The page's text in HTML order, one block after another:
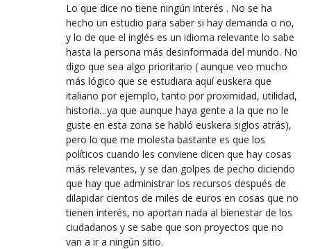
Lo que dice no tiene ningún interés . No se ha
hecho un estudio para saber si hay demanda o no,
y lo de que el inglés es un idioma relevante lo sabe
hasta la persona más desinformada del mundo. No
digo que sea algo prioritario ( aunque veo mucho
más lógico que se estudiara aquí euskera que
italiano por ejemplo, tanto por proximidad, utilidad,
historia…ya que aunque haya gente a la que no le
guste en esta zona se habló euskera siglos atrás),
pero lo que me molesta bastante es que los
políticos cuando les conviene dicen que hay cosas
más relevantes, y se dan golpes de pecho diciendo
que hay que administrar los recursos después de
dilapidar cientos de miles de euros en cosas que no
tienen interés, no aportan nada al bienestar de los
ciudadanos y se sabe que son proyectos que no
van a ir a ningún sitio.